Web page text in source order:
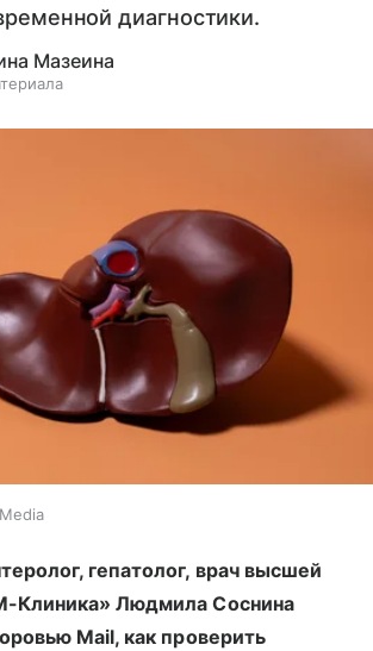
диагностики.
Мазеина
гепатолог, врач высшей
Клиника» Людмила Соснина
Mail, как проверить